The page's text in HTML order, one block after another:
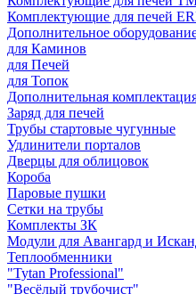
Комплектующие для печей
Дополнительное
для Каминов
для Печей
для Топок
Дополнительная
Заряд для печей
Трубы стартовые чугунные
Удлинители порталов
Дверцы для облицовок
Короба
Паровые пушки
Сетки на трубы
Комплекты ЗК
Модули для Авангард и
Теплообменники
"Tytan Professional"
"Весёлый трубочист"